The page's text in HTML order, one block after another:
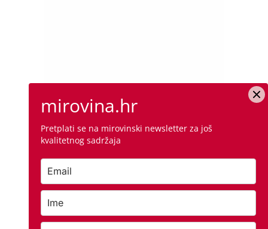
mirovina.hr
Pretplati se na mirovinski newsletter za još
kvalitetnog sadržaja